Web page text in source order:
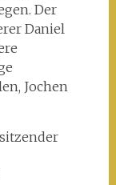
Der
Daniel
Jochen